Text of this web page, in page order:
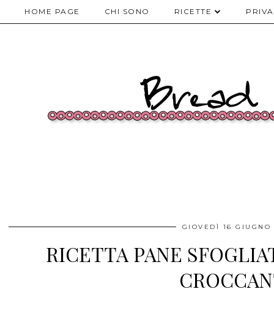
HOME PAGE CHI SONO RICETTE
GIOVEDÌ 16 GIUGNO
RICETTA PANE